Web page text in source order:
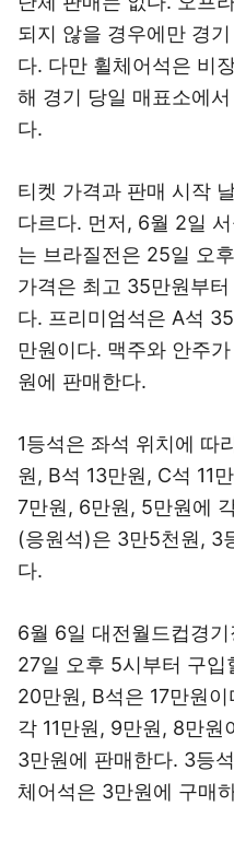
되지 않을 경우에만 경
다. 다만 휠체어석은 비
해 경기 당일 매표소에
다.
티켓 가격과 판매 시작
다르다. 먼저, 6월 2일
는 브라질전은 25일 오
가격은 최고 35만원부
다. 프리미엄석은 A석
만원이다. 맥주와 안주
원에 판매한다.
1등석은 좌석 위치에 따
원, B석 13만원, C석 11
7만원, 6만원, 5만원에
(응원석)은 3만5천원, 3
다.
6월 6일 대전월드컵경
27일 오후 5시부터 구입
20만원, B석은 17만원
각 11만원, 9만원, 8만
3만원에 판매한다. 3등
체어석은 3만원에 구매